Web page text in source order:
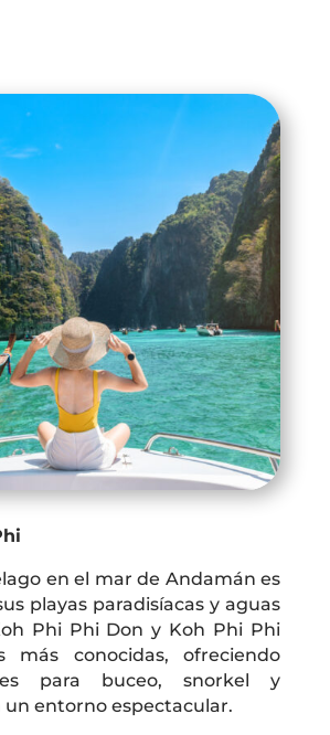
en el mar de Andamán es
playas paradisíacas y aguas
Phi Phi Don y Koh Phi Phi
más conocidas, ofreciendo
para buceo, snorkel y
un entorno espectacular.